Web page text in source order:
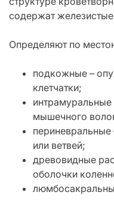
содержат железистые
Определяют по
подкожные –
клетчатки;
интрамуральные
мышечного
или ветвей;
древовидные
оболочки